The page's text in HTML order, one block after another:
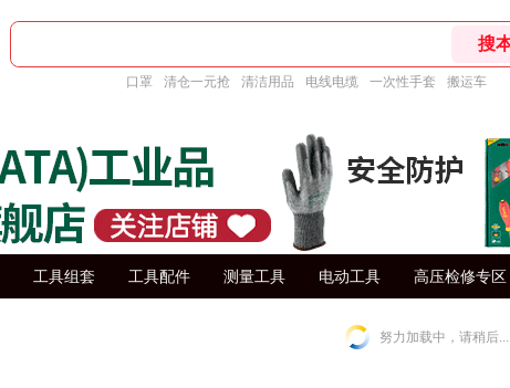
口罩 清仓一元抢 清洁用品 电线电缆 一次性手套 搬运车
工具组套 工具配件 测量工具 电动工具 高压检修专区
努力加载中，请稍后...